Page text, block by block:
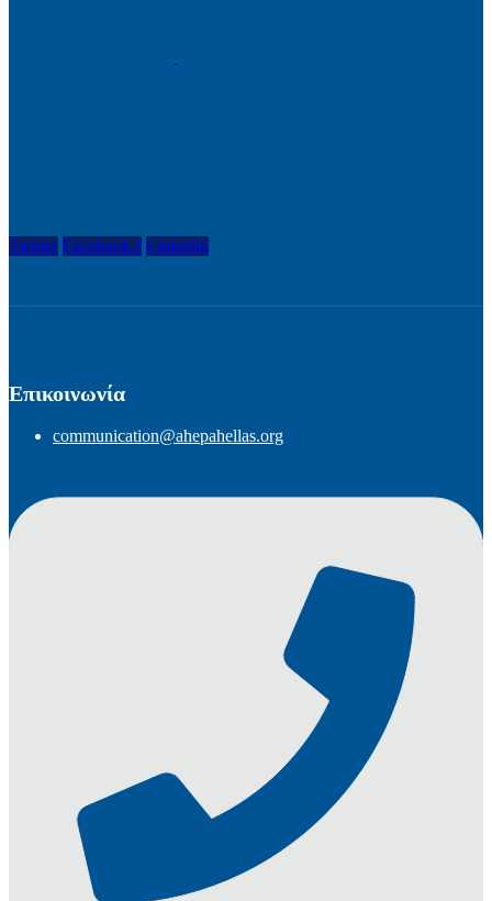
Twitter Facebook-f Linkedin
Επικοινωνία
communication@ahepahellas.org